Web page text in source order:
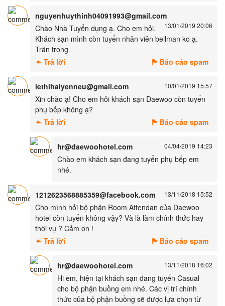
nguyenhuythinh04091993@gmail.com
13/01/2019 20:06
Chào Nhà Tuyển dụng ạ. Cho em hỏi.
Khách sạn mình còn tuyển nhân viên bellman ko ạ.
Trân trọng
Trả lời
Báo cáo spam
lethihaiyenneu@gmail.com 10/01/2019 15:57
Xin chào ạ! Cho em hỏi khách sạn Daewoo còn tuyển
phụ bếp không ạ?
Trả lời
Báo cáo spam
hr@daewoohotel.com 04/04/2019 14:23
Chào em khách sạn đang tuyển phụ bếp em
nhé.
1212623568885359@facebook.com 13/11/2018 15:52
Cho mình hỏi bộ phận Room Attendan của Daewoo
hotel còn tuyển không vậy? Và là làm chính thức hay
thời vụ ? Cảm ơn !
Trả lời
Báo cáo spam
hr@daewoohotel.com 13/11/2018 16:02
Hi em, hiện tại khách sạn đang tuyển Casual
cho bộ phận buồng em nhé. Các vị trí chính
thức của bộ phận buồng sẽ được lựa chọn từ